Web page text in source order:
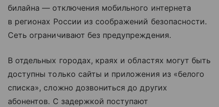
билайна — отключения мобильного интернета
в регионах России из соображений безопасности.
Сеть ограничивают без предупреждения.
В отдельных городах, краях и областях могут быть
доступны только сайты и приложения из «белого
списка», сложно дозвониться до других
абонентов. С задержкой поступают